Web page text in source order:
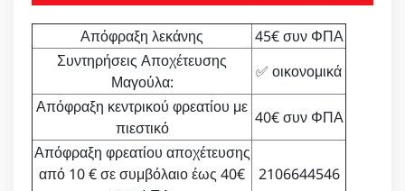
Απόφραξη λεκάνης
45€ συν ΦΠΑ
Συντηρήσεις Αποχέτευσης
Μαγούλα:
✅ οικονομικά
Απόφραξη κεντρικού φρεατίου με
πιεστικό
40€ συν ΦΠΑ
Απόφραξη φρεατίου αποχέτευσης
από 10 € σε συμβόλαιο έως 40€
2106644546